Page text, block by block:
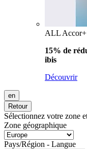
ALL
15% de
ibis
Découvrir
en
Retour
Sélectionnez votre zone
Zone géographique
Pays/Région - Langue